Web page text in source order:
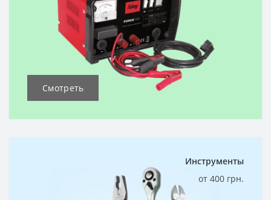
Смотреть
Инструменты
от 400 грн.